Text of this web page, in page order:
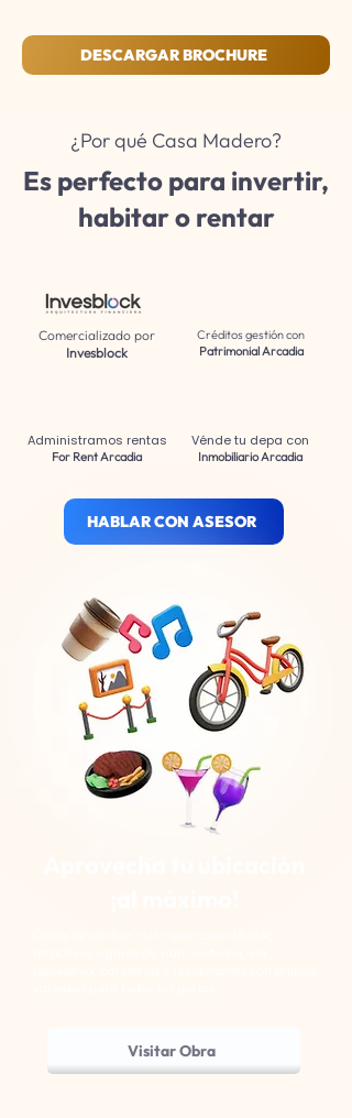
DESCARGAR BROCHURE
¿Por qué Casa Madero?
Es perfecto para invertir,
habitar o rentar
Comercializado por
Invesblock
Administramos rentas
For Rent Arcadia
Créditos gestión con
Patrimonial Arcadia
Vénde tu depa con
Inmobiliario Arcadia
HABLAR CON ASESOR
Visitar Obra